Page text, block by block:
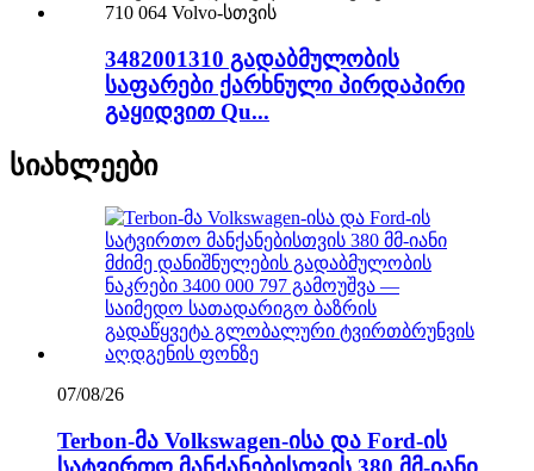
3482001310 გადაბმულობის
საფარები ქარხნული პირდაპირი
გაყიდვით Qu...
სიახლეები
07/08/26
Terbon-მა Volkswagen-ისა და Ford-ის